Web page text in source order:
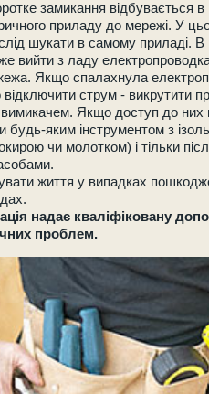
замикання відбувається
приладу до мережі. У
шукати в самому приладі. В
вийти з ладу електропроводка
Якщо спалахнула
відключити струм - викрутити
вимикачем. Якщо доступ до них
будь-яким інструментом з
чи молотком) і тільки
життя у випадках
надає кваліфіковану
проблем.